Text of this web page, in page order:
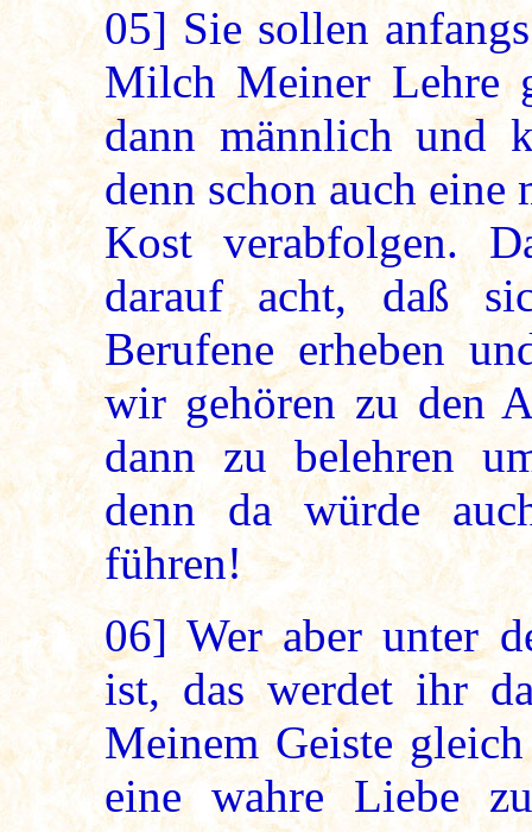
05] Sie sollen
Milch Meiner Lehre
dann männlich und
denn schon auch
Kost verabfolgen.
darauf acht, daß
Berufene erheben
wir gehören zu den
dann zu belehren
denn da würde
führen!
06]Wer aber unter
ist, das werdet ihr
Meinem Geiste
eine wahre Liebe